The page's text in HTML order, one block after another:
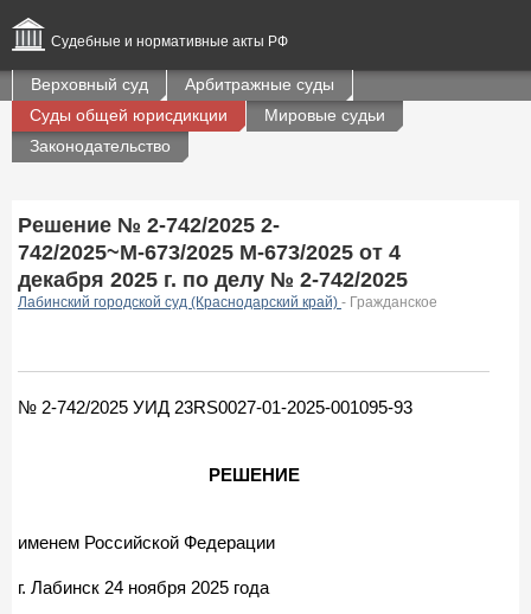
Судебные и нормативные акты РФ
Верховный суд
Арбитражные суды
Суды общей юрисдикции
Мировые судьи
Законодательство
Решение № 2-742/2025 2-
742/2025~М-673/2025 М-673/2025 от 4
декабря 2025 г. по делу № 2-742/2025
Лабинский городской суд (Краснодарский край) - Гражданское
№ 2-742/2025 УИД 23RS0027-01-2025-001095-93
РЕШЕНИЕ
именем Российской Федерации
г. Лабинск 24 ноября 2025 года